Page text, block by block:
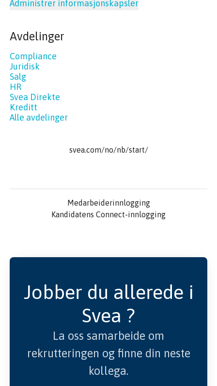
Administrer informasjonskapsler
Avdelinger
Compliance
Juridisk
Salg
HR
Svea Direkte
Kreditt
Alle avdelinger
svea.com/no/nb/start/
Medarbeiderinnlogging
Kandidatens Connect-innlogging
Jobber du allerede i
Svea ?
La oss samarbeide om
rekrutteringen og finne din neste
kollega.